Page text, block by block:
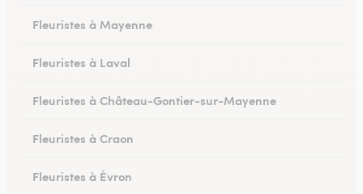
Fleuristes à Mayenne
Fleuristes à Laval
Fleuristes à Château-Gontier-sur-Mayenne
Fleuristes à Craon
Fleuristes à Évron